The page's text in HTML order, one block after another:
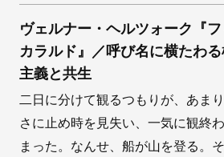
ヴェルナー・ヘルツォーク『
カラルド』／呼び名に横たわ
主義と共生
二日に分けて観るつもりが、あま
さに止め時を見失い、一気に観終
まった。なんせ、船が山を登る。